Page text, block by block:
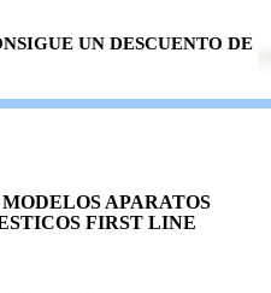
UN DESCUENTO DE
APARATOS
FIRST LINE